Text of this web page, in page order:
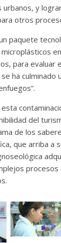
urbanos, y
otros
paquete
para evaluar
ha culminado
del
de los
que arriba a
procesos